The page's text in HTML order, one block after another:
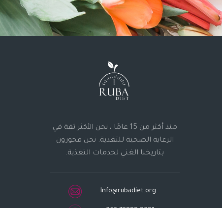
منذ أكثر من 15 عامًا ، نحن الأكثر ثقة في
الرعاية الصحية للتغذية. نحن فخورون
بتاريخنا الغني لخدمات التغذية.
Info@rubadiet.org